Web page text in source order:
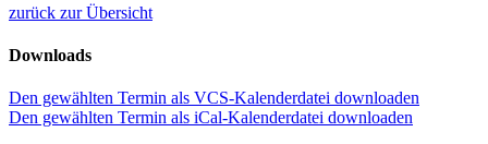
zurück zur Übersicht
Downloads
Den gewählten Termin als VCS-Kalenderdatei downloaden
Den gewählten Termin als iCal-Kalenderdatei downloaden